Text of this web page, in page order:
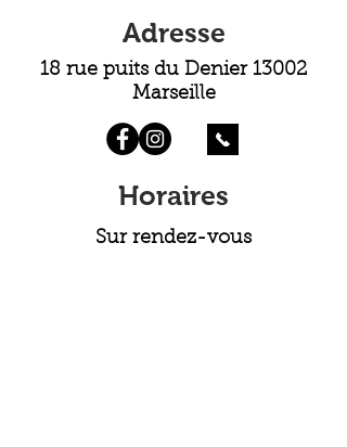
18 rue puits du Denier 13002
Marseille
Adresse
Horaires
Sur rendez-vous